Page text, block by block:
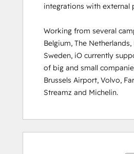
Inbound Sales
Marketing Hub Demo
Objectives-Based
Platform Consulting
Revenue Operations
Sales Enablement
Sales Management
Sales Team
Salesforce Integration
integrations with external
Working from several
Belgium, The
Sweden, iO currently
of big and small
Brussels Airport, Volvo,
Streamz and Michelin.